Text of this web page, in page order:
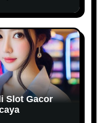
Slot Gacor